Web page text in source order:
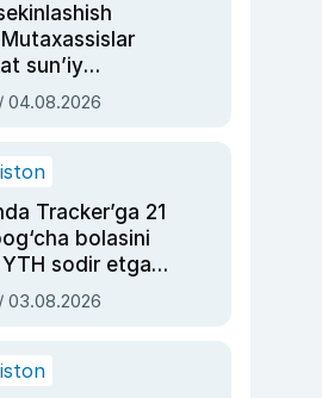
Mutaxassislar
sun’iy
boshqara
xavotir
04.08.2026
Tracker’ga 21
bolasini
sodir etgan
hukmi o‘qildi
03.08.2026